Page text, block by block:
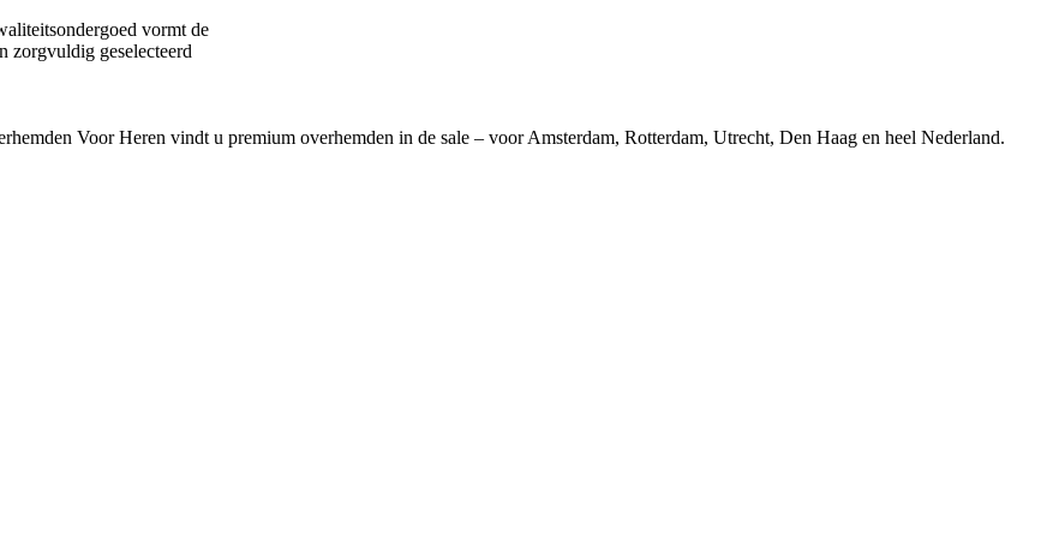
vormt de
zorgvuldig geselecteerd
Voor Heren vindt u premium overhemden in de sale – voor Amsterdam, Rotterdam, Utrecht, Den Haag en heel Nederland.